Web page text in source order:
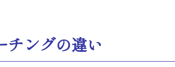
チングの違い